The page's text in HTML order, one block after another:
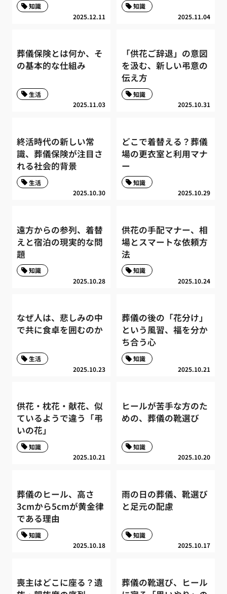
2025.12.11
知識
2025.11.04
知識
葬儀保険とは何か、そ
の基本的な仕組み
2025.11.03
生活
「供花ご辞退」の意図
を汲む、新しい弔意の
伝え方
2025.10.31
知識
終活時代の新しい常
識、葬儀保険が注目さ
れる社会的背景
2025.10.30
生活
どこで着替える？葬儀
場の更衣室と利用マナ
ー
2025.10.29
知識
遠方からの参列、着替
えと宿泊の現実的な問
題
2025.10.28
知識
供花の手配マナー、相
場とスマートな依頼方
法
2025.10.24
知識
なぜ人は、悲しみの中
で共に食卓を囲むのか
2025.10.23
生活
葬儀の後の「花分け」
という風習、福を分か
ち合う心
2025.10.21
知識
供花・枕花・献花、似
ているようで違う「弔
いの花」
2025.10.21
知識
ヒールが苦手な方のた
めの、葬儀の靴選び
2025.10.20
知識
葬儀のヒール、高さ
3cmから5cmが黄金律
である理由
2025.10.18
知識
雨の日の葬儀、靴選び
と足元の配慮
2025.10.17
知識
喪主はどこに座る？遺
葬儀の靴選び、ヒール